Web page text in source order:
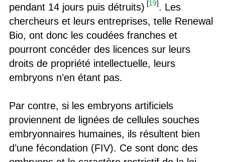
pendant 14 jours puis détruits) [19]. Les
chercheurs et leurs entreprises, telle Renewal
Bio, ont donc les coudées franches et
pourront concéder des licences sur leurs
droits de propriété intellectuelle, leurs
embryons n’en étant pas.
Par contre, si les embryons artificiels
proviennent de lignées de cellules souches
embryonnaires humaines, ils résultent bien
d’une fécondation (FIV). Ce sont donc des